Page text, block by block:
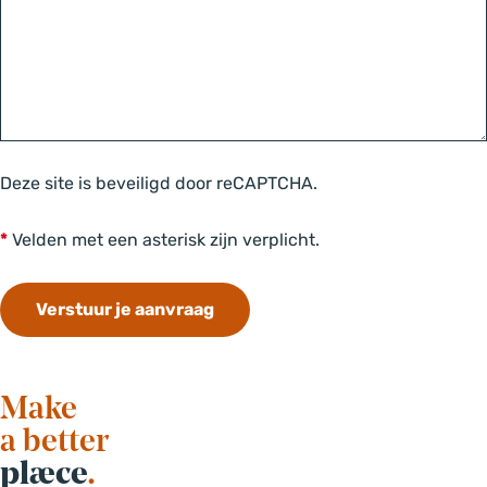
Deze site is beveiligd door reCAPTCHA.
* Velden met een asterisk zijn verplicht.
Verstuur je aanvraag
Make
a better
plæce.